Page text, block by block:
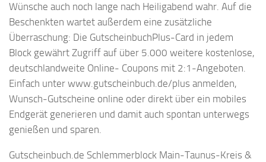
Wünsche auch noch lange nach Heiligabend wahr. Auf die
Beschenkten wartet außerdem eine zusätzliche
Überraschung: Die GutscheinbuchPlus-Card in jedem
Block gewährt Zugriff auf über 5.000 weitere kostenlose,
deutschlandweite Online- Coupons mit 2:1-Angeboten.
Einfach unter www.gutscheinbuch.de/plus anmelden,
Wunsch-Gutscheine online oder direkt über ein mobiles
Endgerät generieren und damit auch spontan unterwegs
genießen und sparen.
Gutscheinbuch.de Schlemmerblock Main-Taunus-Kreis &